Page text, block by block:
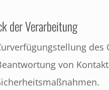
der Verarbeitung
des
von